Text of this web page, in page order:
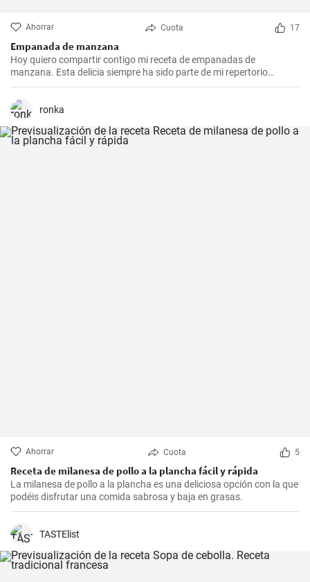
Ahorrar Cuota 17
Empanada de manzana
Hoy quiero compartir contigo mi receta de empanadas de
manzana. Esta delicia siempre ha sido parte de mi repertorio
culinario. Me gusta hacerlas en epocas de frio para endulzar el
paladar y demostrar que no sólo las empanadas saladas pueden
hacerte feliz. Es un postre que nunca falla en las reuniones
disfrutes tanto como yo.
ronka
Ahorrar Cuota 5
Receta de milanesa de pollo a la plancha fácil y rápida
La milanesa de pollo a la plancha es una deliciosa opción con la que
podéis disfrutar una comida sabrosa y baja en grasas.
TASTElist